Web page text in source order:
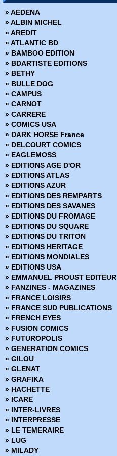
» DC Deluxe
» DC Heroes
» DC Icons
» DC Omnibus
» Deadpool Versus
» Dynamite
» Edition limitée
» Edition Prestige
» Encyclopédies Marvel
» Ere de Conan
» Fringe
» Green Hornet
» Hors Collections
» Iron-man - Les Aventures
» La planéte des singes
» Le printemps des Comics
» Les chroniques de Conan
» Marvel - Les grandes sagas
» Marvel - Les incontournables
» Marvel - Les origines
» Marvel Absolute
» Marvel Anthologie
» Marvel Aventures
» Marvel Cinematic
» Marvel Classic - Les Intégrales
» Marvel Dark
» Marvel Decades
» Marvel Deluxe
» Marvel Epic Collection
» Marvel Events
» Marvel Gold
» Marvel Graphic Novels
» Marvel Icons
» Marvel Illustration Book
» Marvel Kids
» Marvel Legacy
» Marvel Max
» Marvel Mini Monster
» Marvel Monster Edition
» Marvel Multiverse
» Marvel Next Gen
» Marvel Now
» Marvel Omnibus
» Marvel Poche
» Marvel Premium
» AEDENA
» ALBIN MICHEL
» AREDIT
» ATLANTIC BD
» BAMBOO EDITION
» BDARTISTE EDITIONS
» BETHY
» BULLE DOG
» CAMPUS
» CARNOT
» CARRERE
» COMICS USA
» DARK HORSE France
» DELCOURT COMICS
» EAGLEMOSS
» EDITIONS AGE D'OR
» EDITIONS ATLAS
» EDITIONS AZUR
» EDITIONS DES REMPARTS
» EDITIONS DES SAVANES
» EDITIONS DU FROMAGE
» EDITIONS DU SQUARE
» EDITIONS DU TRITON
» EDITIONS HERITAGE
» EDITIONS MONDIALES
» EDITIONS USA
» EMMANUEL PROUST EDITEUR
» FANZINES - MAGAZINES
» FRANCE LOISIRS
» FRANCE SUD PUBLICATIONS
» FRENCH EYES
» FUSION COMICS
» FUTUROPOLIS
» GENERATION COMICS
» GILOU
» GLENAT
» GRAFIKA
» HACHETTE
» ICARE
» INTER-LIVRES
» INTERPRESSE
» LE TEMERAIRE
» LUG
» MILADY